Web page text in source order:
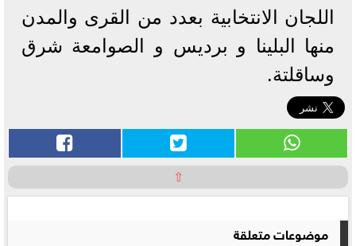
اللجان الانتخابية بعدد من القرى والمدن
منها البلينا و برديس و الصوامعة شرق
وساقلتة.
⇧
موضوعات متعلقة